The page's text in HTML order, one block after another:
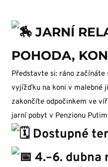
JARNÍ
POHODA,
Představte si: ráno začínáte
vyjížďku na koni v malebné
zakončíte odpočinkem ve
jarní pobyt v Penzionu
Dostupné
4.–6. dubna